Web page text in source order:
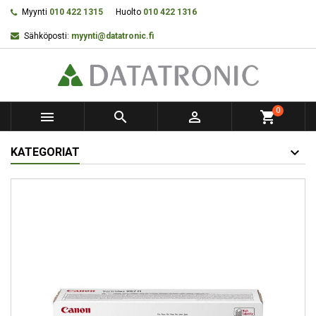
Myynti 010 422 1315 Huolto 010 422 1316
Sähköposti: myynti@datatronic.fi
   shopping_cart0
KATEGORIAT